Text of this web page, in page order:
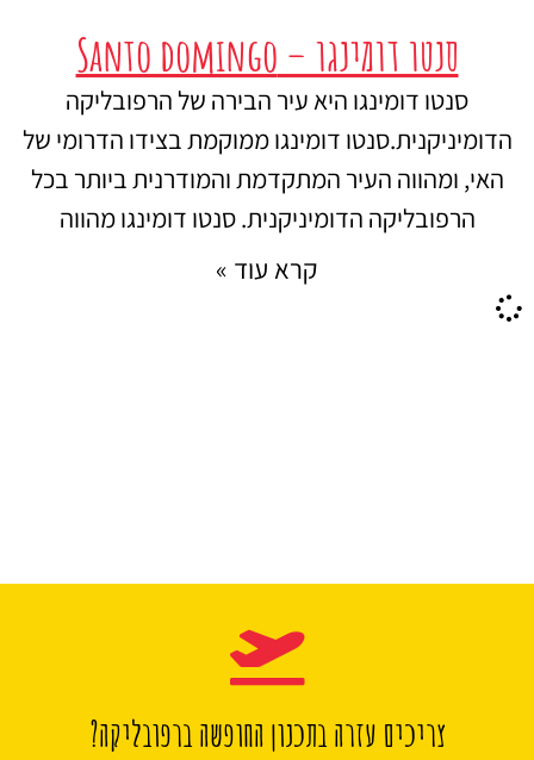
סנטו דומינגו – Santo domingo
סנטו דומינגו היא עיר הבירה של הרפובליקה
הדומיניקנית.סנטו דומינגו ממוקמת בצידו הדרומי של
האי, ומהווה העיר המתקדמת והמודרנית ביותר בכל
הרפובליקה הדומיניקנית. סנטו דומינגו מהווה
קרא עוד »
צריכים עזרה בתכנון החופשה ברפובליקה?